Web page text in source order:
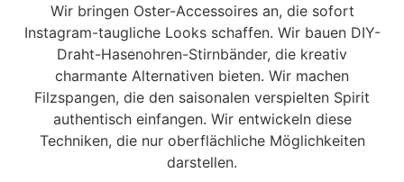
Wir bringen Oster-Accessoires an, die sofort
Instagram-taugliche Looks schaffen. Wir bauen DIY-
Draht-Hasenohren-Stirnbänder, die kreativ
charmante Alternativen bieten. Wir machen
Filzspangen, die den saisonalen verspielten Spirit
authentisch einfangen. Wir entwickeln diese
Techniken, die nur oberflächliche Möglichkeiten
darstellen.